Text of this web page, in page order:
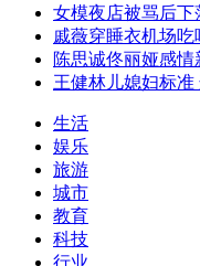
女模夜店被骂后
戚薇穿睡衣机场
陈思诚佟丽娅感
王健林儿媳妇标
生活
娱乐
旅游
城市
教育
科技
行业